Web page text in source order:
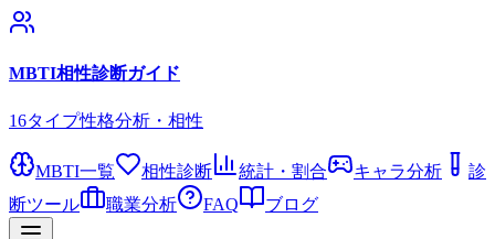
MBTI相性診断ガイド
16タイプ性格分析・相性
MBTI一覧 相性診断 統計・割合 キャラ分析
診
断ツール
職業分析 FAQ ブログ